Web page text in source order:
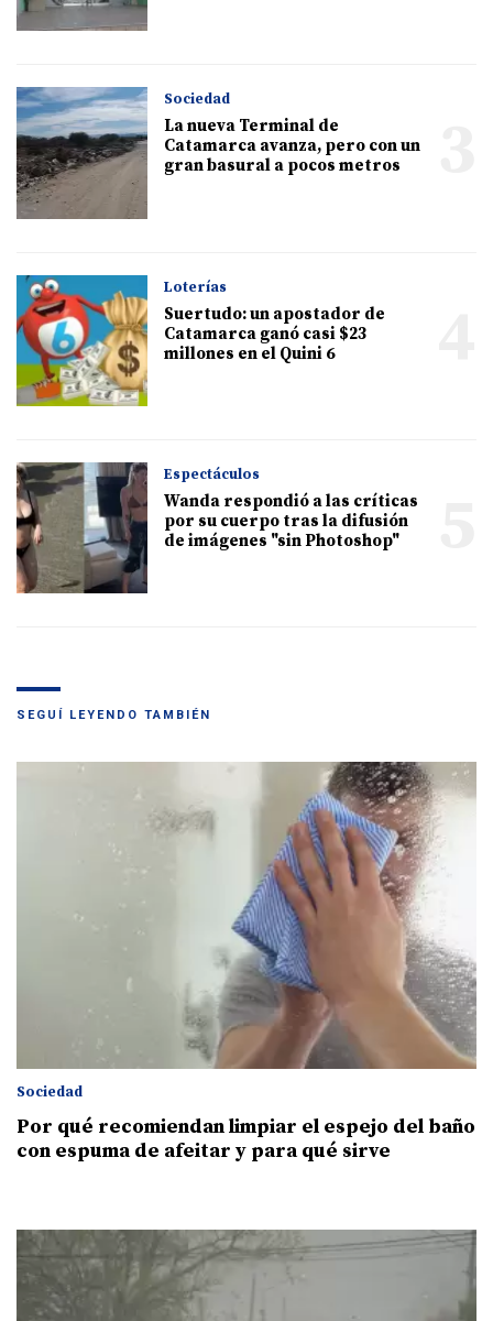
Sociedad
La nueva Terminal de
Catamarca avanza, pero con un
gran basural a pocos metros
Loterías
Suertudo: un apostador de
Catamarca ganó casi $23
millones en el Quini 6
Espectáculos
Wanda respondió a las críticas
por su cuerpo tras la difusión
de imágenes "sin Photoshop"
SEGUÍ LEYENDO TAMBIÉN
Sociedad
Por qué recomiendan limpiar el espejo del baño
con espuma de afeitar y para qué sirve